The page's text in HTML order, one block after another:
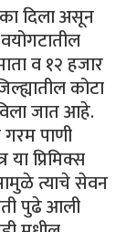
दिला असून
व १२ हजार
कोटा
जात आहे.
गरम पाणी
प्रिमिक्स
त्याचे सेवन
पुढे आली